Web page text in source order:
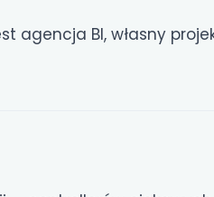
agencja BI, własny